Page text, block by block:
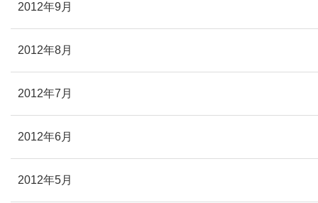
2012年9月
2012年8月
2012年7月
2012年6月
2012年5月